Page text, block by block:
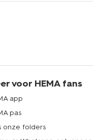
voor HEMA fans
app
pas
onze folders